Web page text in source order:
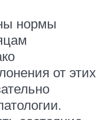
нормы
от этих